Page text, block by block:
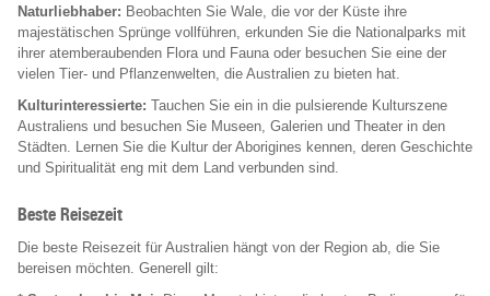
Naturliebhaber: Beobachten Sie Wale, die vor der Küste ihre
majestätischen Sprünge vollführen, erkunden Sie die Nationalparks mit
ihrer atemberaubenden Flora und Fauna oder besuchen Sie eine der
vielen Tier- und Pflanzenwelten, die Australien zu bieten hat.
Kulturinteressierte: Tauchen Sie ein in die pulsierende Kulturszene
Australiens und besuchen Sie Museen, Galerien und Theater in den
Städten. Lernen Sie die Kultur der Aborigines kennen, deren Geschichte
und Spiritualität eng mit dem Land verbunden sind.
Beste Reisezeit
Die beste Reisezeit für Australien hängt von der Region ab, die Sie
bereisen möchten. Generell gilt: